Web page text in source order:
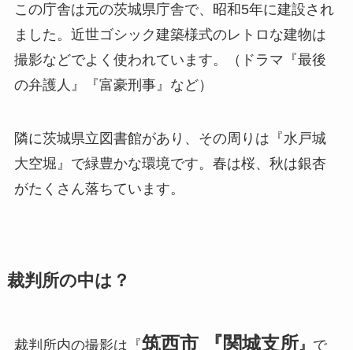
この庁舎は元の茨城県庁舎で、昭和5年に建設され
ました。近世ゴシック建築様式のレトロな建物は
撮影などでよく使われています。（ドラマ『最後
の弁護人』『富豪刑事』など）
隣に茨城県立図書館があり、その周りは『水戸城
大空堀』で緑豊かな環境です。春は桜、秋は銀杏
がたくさん落ちています。
裁判所の中は？
裁判所内の撮影は『筑西市 『関城支所』 で